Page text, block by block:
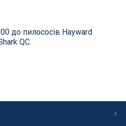
до пилососів Hayward
QC.